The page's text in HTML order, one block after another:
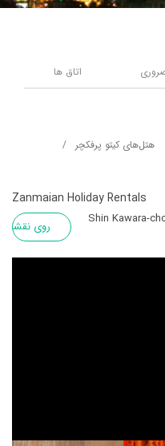
اتاق ها
هتل‌های کیتو پرفکچر
Zanmaian Holiday Rentals
631-5, Shin
روی نقشه